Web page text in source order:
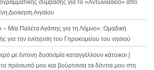
σύμβασης για το «Αντωνιάδειο» από
Διοίκηση Αιγαίου
– Μία Παλέτα Αγάπης για τη Λήμνο»: Ομαδική
για την ενίσχυση του Γηροκομείου του νησιού
με έντονη δυσοσμία καταγγέλλουν κάτοικοι |
πρόσωπό μου και βούρτσισα τα δόντια μου στη